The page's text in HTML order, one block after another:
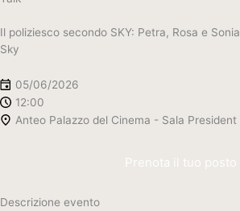
Il poliziesco secondo SKY: Petra, Rosa e Sonia
Sky
05/06/2026
12:00
Anteo Palazzo del Cinema - Sala President
Prenota il tuo posto
Descrizione evento